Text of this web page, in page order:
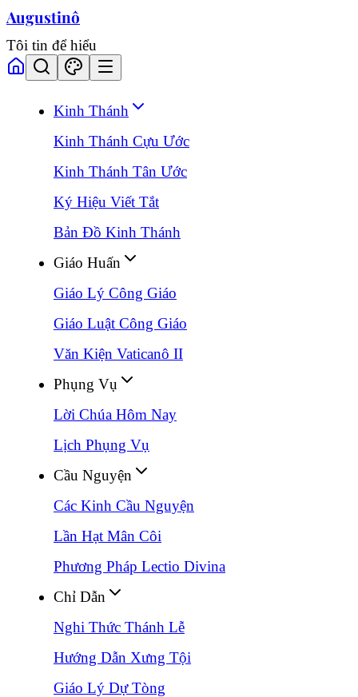
Augustinô
Tôi tin để hiểu
Kinh Thánh
Kinh Thánh Cựu Ước
Kinh Thánh Tân Ước
Ký Hiệu Viết Tắt
Bản Đồ Kinh Thánh
Giáo Huấn
Giáo Lý Công Giáo
Giáo Luật Công Giáo
Văn Kiện Vaticanô II
Phụng Vụ
Lời Chúa Hôm Nay
Lịch Phụng Vụ
Cầu Nguyện
Các Kinh Cầu Nguyện
Lần Hạt Mân Côi
Phương Pháp Lectio Divina
Chỉ Dẫn
Nghi Thức Thánh Lễ
Hướng Dẫn Xưng Tội
Giáo Lý Dự Tòng